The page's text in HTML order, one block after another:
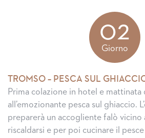
02
Giorno
TROMSO – PESCA SUL
Prima colazione in hotel e mattinata
all’emozionante pesca sul ghiaccio.
preparerà un accogliente falò vicino
riscaldarsi e per poi cucinare il